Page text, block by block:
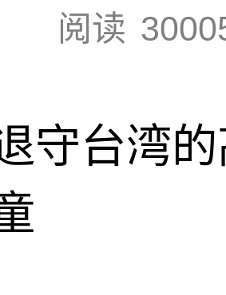
阅读
守台湾的